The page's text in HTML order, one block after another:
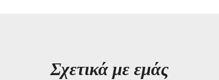
Σχετικά με εμάς